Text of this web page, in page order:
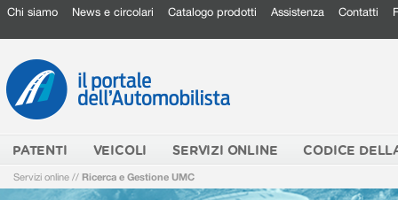
Chi siamo News e circolari Catalogo prodotti Assistenza Contatti
PATENTI VEICOLI SERVIZI ONLINE CODICE
Servizi online // Ricerca e Gestione UMC